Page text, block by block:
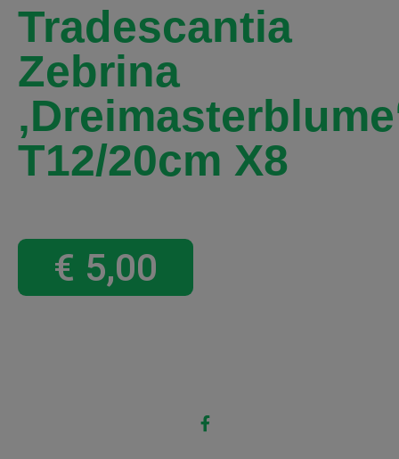
Tradescantia
Zebrina
T12/20cm X8
€ 5,00